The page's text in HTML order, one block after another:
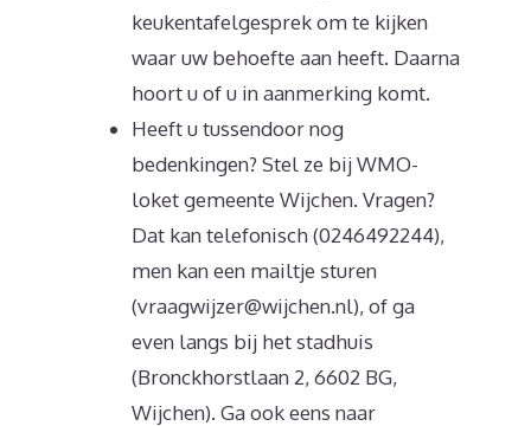
keukentafelgesprek om te kijken
waar uw behoefte aan heeft. Daarna
hoort u of u in aanmerking komt.
Heeft u tussendoor nog
bedenkingen? Stel ze bij WMO-
loket gemeente Wijchen. Vragen?
Dat kan telefonisch (0246492244),
men kan een mailtje sturen
(vraagwijzer@wijchen.nl), of ga
even langs bij het stadhuis
(Bronckhorstlaan 2, 6602 BG,
Wijchen). Ga ook eens naar